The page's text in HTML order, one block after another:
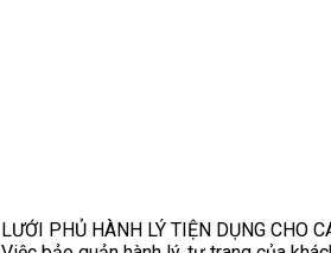
LƯỚI PHỦ HÀNH LÝ TIỆN DỤNG CHO